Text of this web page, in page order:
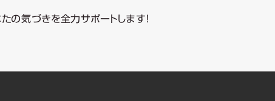
の気づきを全力サポートします！